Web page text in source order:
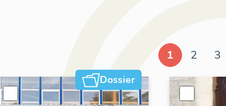
1 2 3
Dossier